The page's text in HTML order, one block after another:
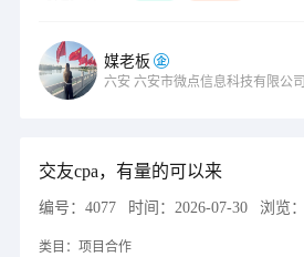
媒老板
六安 六安市微点信息科技有限公司
交友cpa，有量的可以来
编号： 4077 时间： 2026-07-30 浏览：
类目： 项目合作